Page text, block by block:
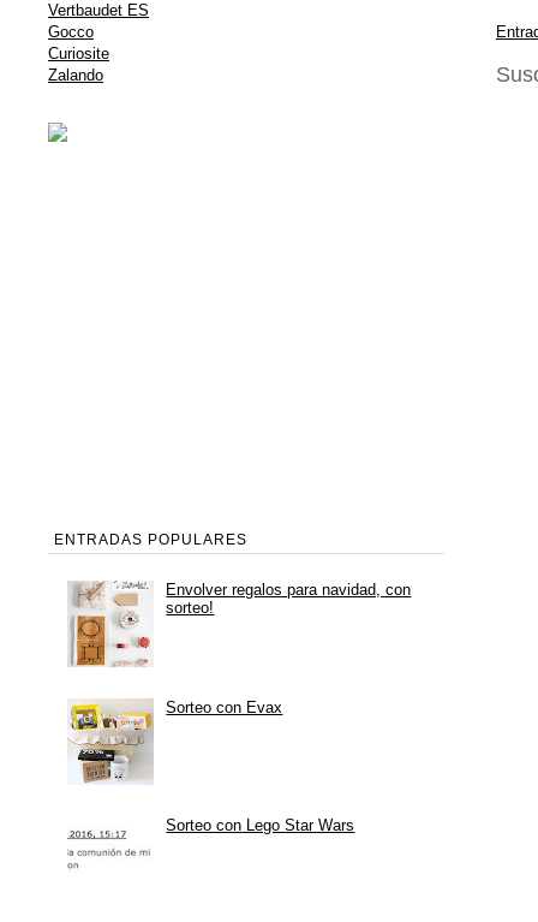
Vertbaudet ES
Gocco
Curiosite
Zalando
ENTRADAS POPULARES
Envolver regalos para navidad, con
sorteo!
Sorteo con Evax
Sorteo con Lego Star Wars